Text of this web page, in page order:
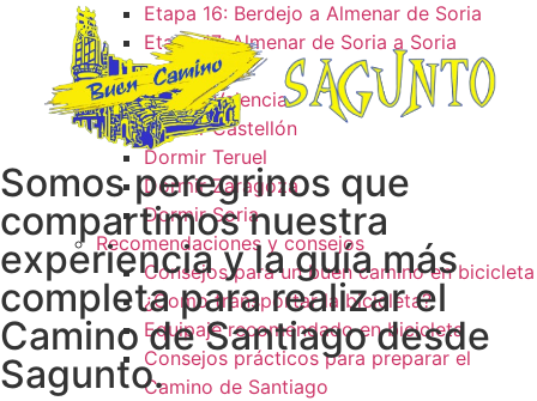
Etapa 16: Berdejo a Almenar de Soria
Etapa 17: Almenar de Soria a Soria ​
Donde Dormir
Dormir Valencia
Dormir Castellón
Dormir Teruel
Dormir Zaragoza
Dormir Soria
Recomendaciones y consejos
Consejos para un buen camino en bicicleta
¿Como transportar la bicicleta?
Equipaje recomendado en bicicleta
Consejos prácticos para preparar el
Camino de Santiago
Somos peregrinos que
compartimos nuestra
experiencia y la guía más
completa para realizar el
Camino de Santiago desde
Sagunto.